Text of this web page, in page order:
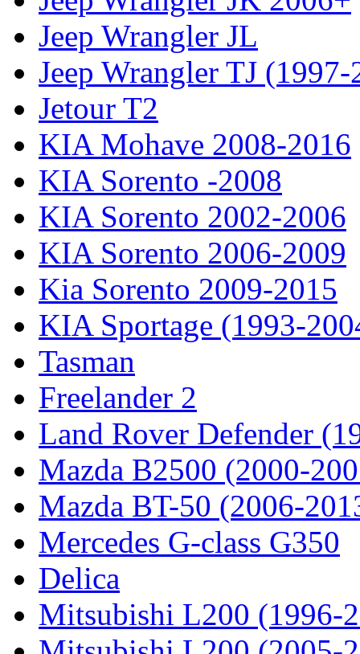
Jeep Wrangler JL
Jeep Wrangler TJ
Jetour T2
KIA Mohave 2008-2016
KIA Sorento -2008
KIA Sorento 2002-2006
KIA Sorento 2006-2009
Kia Sorento 2009-2015
KIA Sportage (1993-
Tasman
Freelander 2
Land Rover Defender
Mazda B2500 (2000-
Mazda BT-50 (2006-
Mercedes G-class G350
Delica
Mitsubishi L200 (1996-